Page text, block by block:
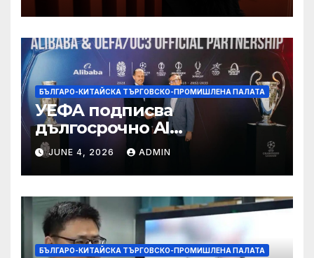
БЪЛГАРО-КИТАЙСКА ТЪРГОВСКО-ПРОМИШЛЕНА ПАЛАТА
УЕФА подписва
дългосрочно AI
партньорство с Alibaba
JUNE 4, 2026 ADMIN
БЪЛГАРО-КИТАЙСКА ТЪРГОВСКО-ПРОМИШЛЕНА ПАЛАТА